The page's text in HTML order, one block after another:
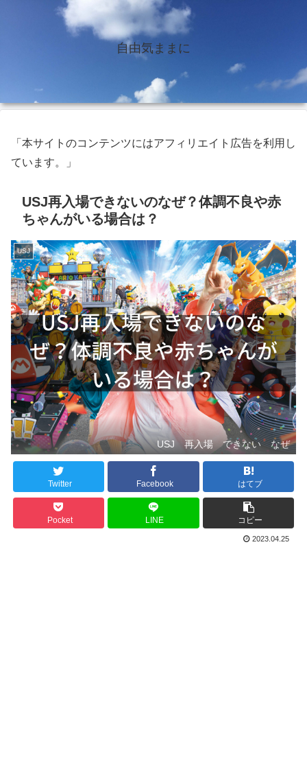
自由気ままに
「本サイトのコンテンツにはアフィリエイト広告を利用し
ています。」
USJ再入場できないのなぜ？体調不良や赤
ちゃんがいる場合は？
USJ
USJ 再入場 できない なぜ
Twitter Facebook はてブ
Pocket LINE コピー
2023.04.25